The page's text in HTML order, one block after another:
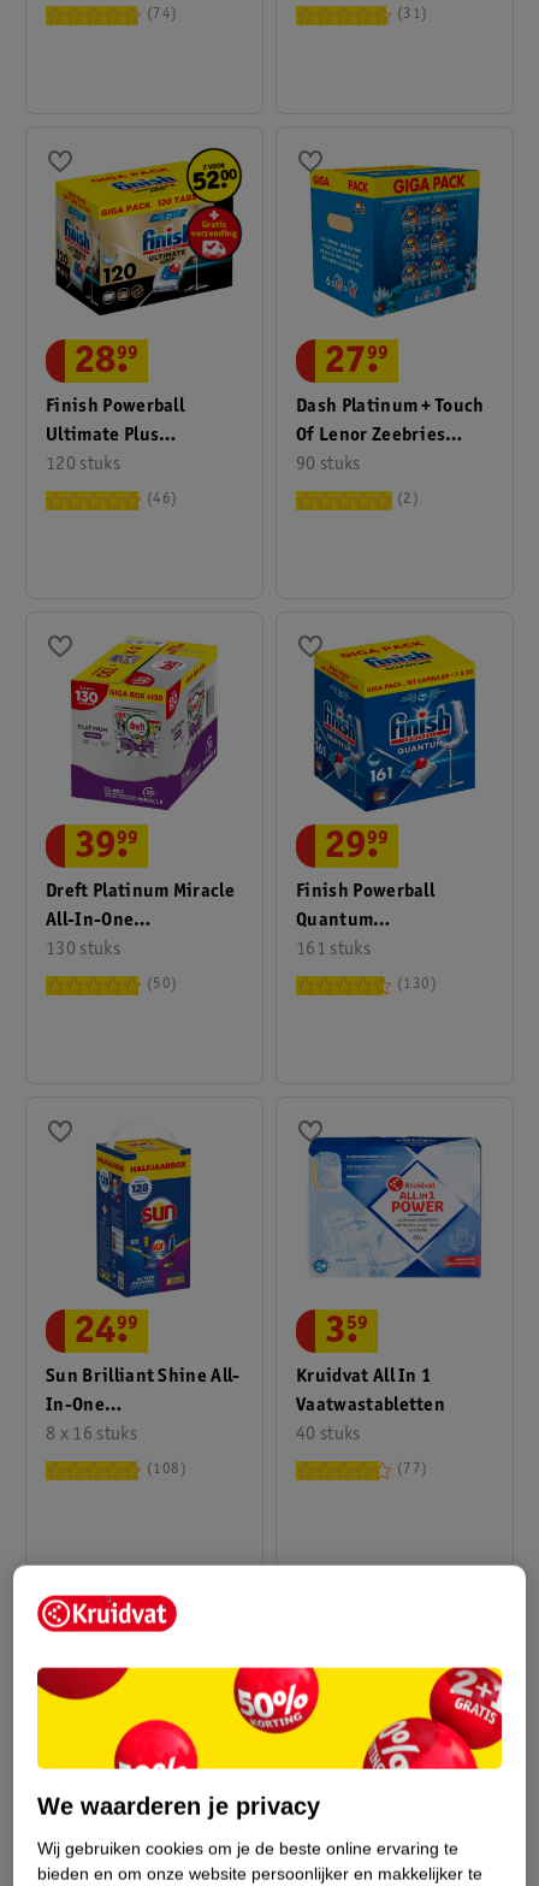
74 31
Finish Powerball
Ultimate Plus
Vaatwascapsules
120 stuks
28.
99
46
Dash Platinum + Touch
Of Lenor Zeebries
Wasmiddelpods
90 stuks
27.
99
2
Dreft Platinum Miracle
All-In-One
Vaatwascapsules
130 stuks
39.
99
50
Finish Powerball
Quantum
Vaatwascapsules
161 stuks
29.
99
130
Sun Brilliant Shine All-
In-One
Vaatwastabletten
8 x 16 stuks
24.
99
108
Kruidvat All In 1
Vaatwastabletten
40 stuks
3.
59
77
Finish
van 4.
49
Finish Glans Protector
van
6
We waarderen je privacy
Wij gebruiken cookies om je de beste online ervaring te
bieden en om onze website persoonlijker en makkelijker te